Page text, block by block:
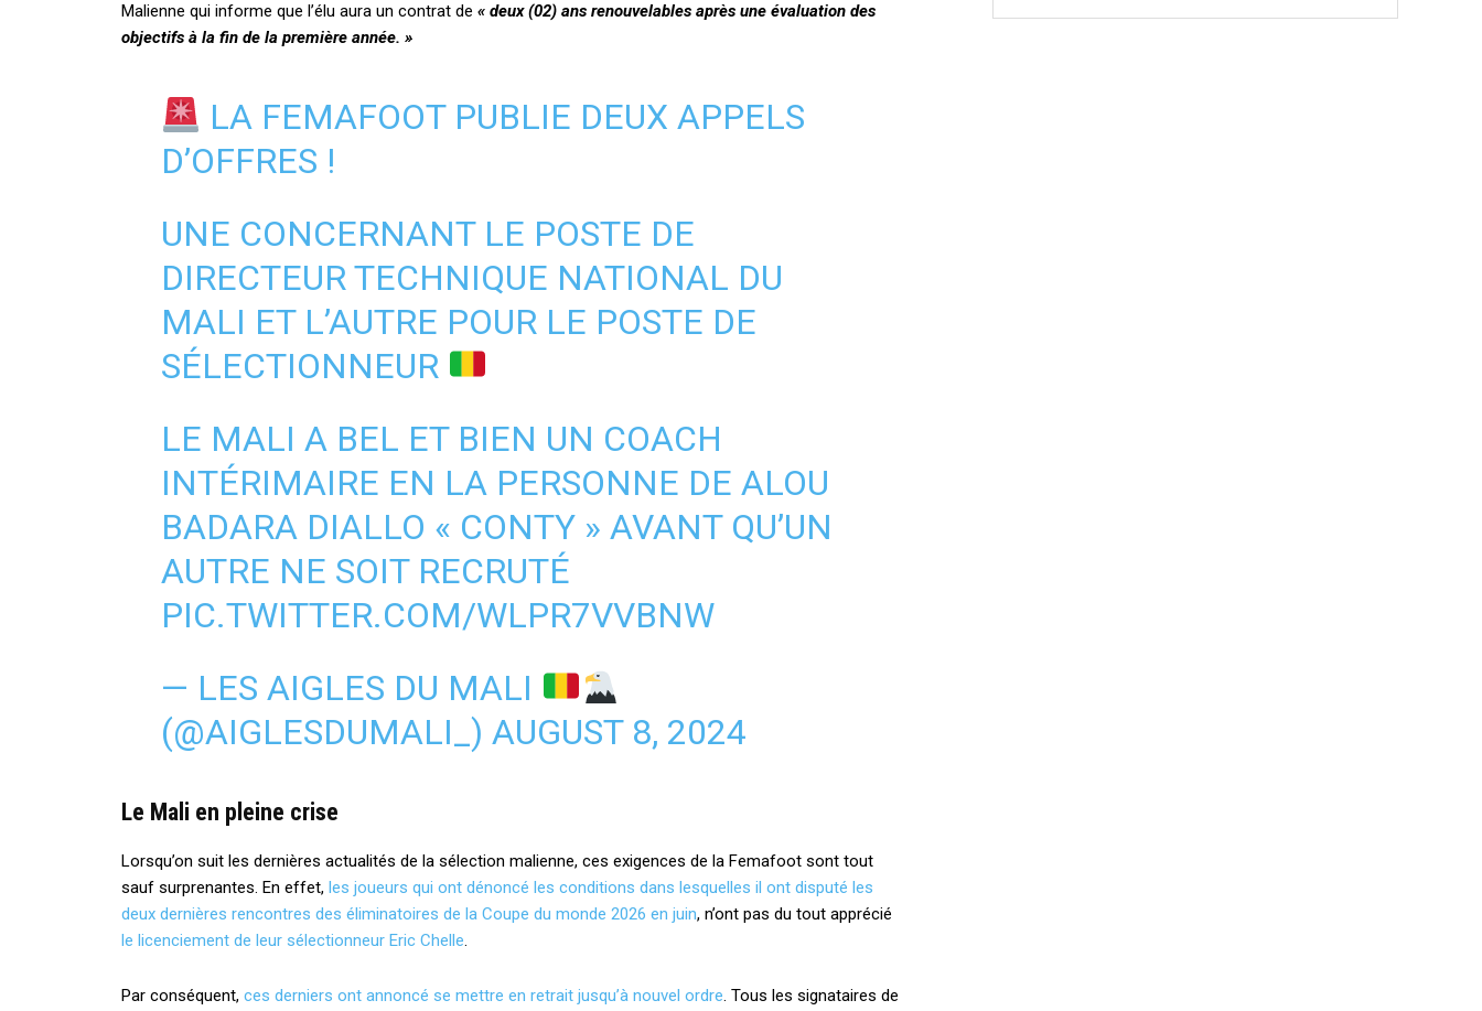
Malienne qui informe que l’élu aura un contrat de « deux (02) ans renouvelables après une évaluation des
objectifs à la fin de la première année. »
LA FEMAFOOT PUBLIE DEUX APPELS
D’OFFRES !
UNE CONCERNANT LE POSTE DE
DIRECTEUR TECHNIQUE NATIONAL DU
MALI ET L’AUTRE POUR LE POSTE DE
SÉLECTIONNEUR
LE MALI A BEL ET BIEN UN COACH
INTÉRIMAIRE EN LA PERSONNE DE ALOU
BADARA DIALLO « CONTY » AVANT QU’UN
AUTRE NE SOIT RECRUTÉ
PIC.TWITTER.COM/WLPR7VVBNW
— LES AIGLES DU MALI
(@AIGLESDUMALI_) AUGUST 8, 2024
Le Mali en pleine crise
Lorsqu’on suit les dernières actualités de la sélection malienne, ces exigences de la Femafoot sont tout
sauf surprenantes. En effet, les joueurs qui ont dénoncé les conditions dans lesquelles il ont disputé les
deux dernières rencontres des éliminatoires de la Coupe du monde 2026 en juin, n’ont pas du tout apprécié
le licenciement de leur sélectionneur Eric Chelle.
Par conséquent, ces derniers ont annoncé se mettre en retrait jusqu’à nouvel ordre. Tous les signataires de